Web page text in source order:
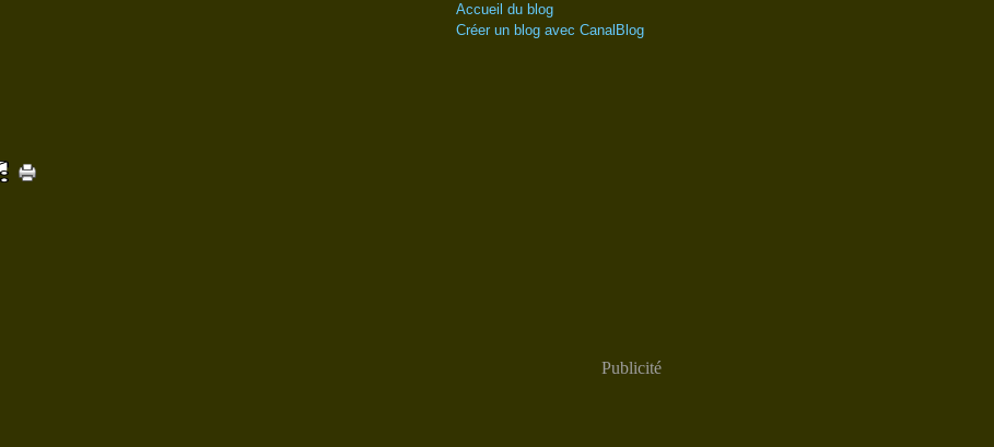
Accueil du blog
Créer un blog avec CanalBlog
Publicité